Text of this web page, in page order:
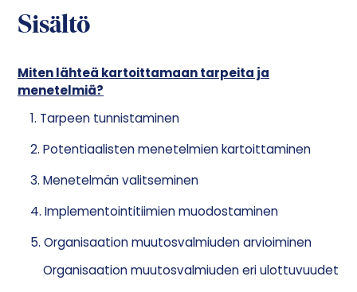
Sisältö
Miten lähteä kartoittamaan tarpeita ja
menetelmiä?
1. Tarpeen tunnistaminen
2. Potentiaalisten menetelmien kartoittaminen
3. Menetelmän valitseminen
4. Implementointitiimien muodostaminen
5. Organisaation muutosvalmiuden arvioiminen
Organisaation muutosvalmiuden eri ulottuvuudet